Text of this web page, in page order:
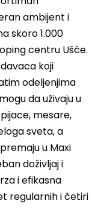
ambijent i
skoro 1.000
centru Ušće.
koji
odeljenjima
da uživaju u
mesare,
sveta, a
u Maxi
doživljaj i
i efikasna
regularnih i četiri